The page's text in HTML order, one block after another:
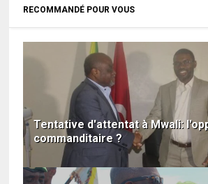
RECOMMANDÉ POUR VOUS
Tentative d'attentat à Mwali:
commanditaire ?